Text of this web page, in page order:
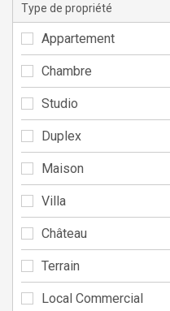
Type de propriété
Appartement
Chambre
Studio
Duplex
Maison
Villa
Château
Terrain
Local Commercial